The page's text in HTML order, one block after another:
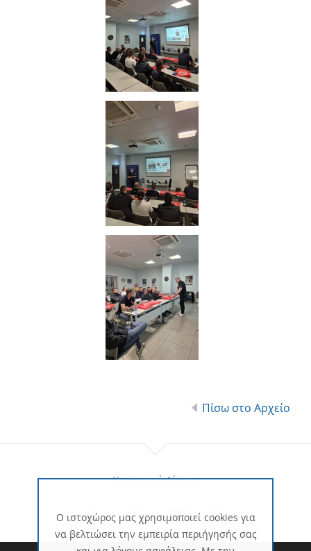
Πίσω στο Αρχείο
Κοινωνικά Δίκτυα
Ο ιστοχώρος μας χρησιμοποιεί cookies για
να βελτιώσει την εμπειρία περιήγησής σας